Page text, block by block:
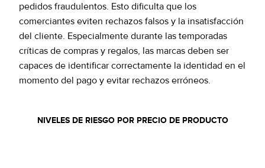
pedidos fraudulentos. Esto dificulta que los
comerciantes eviten rechazos falsos y la insatisfacción
del cliente. Especialmente durante las temporadas
críticas de compras y regalos, las marcas deben ser
capaces de identificar correctamente la identidad en el
momento del pago y evitar rechazos erróneos.
NIVELES DE RIESGO POR PRECIO DE PRODUCTO